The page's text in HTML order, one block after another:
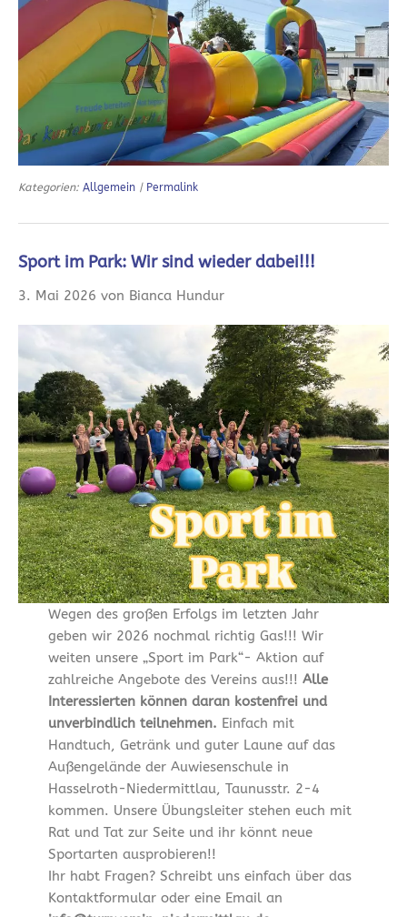
Kategorien: Allgemein | Permalink
Sport im Park: Wir sind wieder dabei!!!
3. Mai 2026 von Bianca Hundur
Wegen des großen Erfolgs im letzten Jahr
geben wir 2026 nochmal richtig Gas!!! Wir
weiten unsere „Sport im Park“- Aktion auf
zahlreiche Angebote des Vereins aus!!! Alle
Interessierten können daran kostenfrei und
unverbindlich teilnehmen. Einfach mit
Handtuch, Getränk und guter Laune auf das
Außengelände der Auwiesenschule in
Hasselroth-Niedermittlau, Taunusstr. 2-4
kommen. Unsere Übungsleiter stehen euch mit
Rat und Tat zur Seite und ihr könnt neue
Sportarten ausprobieren!!
Ihr habt Fragen? Schreibt uns einfach über das
Kontaktformular oder eine Email an